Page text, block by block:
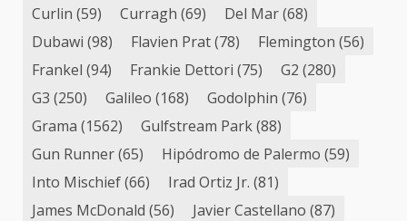
Curlin (59) Curragh (69) Del Mar(68)
Dubawi (98) Flavien Prat(78) Flemington (56)
Frankel (94) Frankie Dettori (75) G2 (280)
G3 (250) Galileo (168) Godolphin (76)
Grama (1562) Gulfstream Park(88)
Gun Runner(65) Hipódromo de Palermo (59)
Into Mischief(66) Irad Ortiz Jr. (81)
James McDonald (56) Javier Castellano (87)